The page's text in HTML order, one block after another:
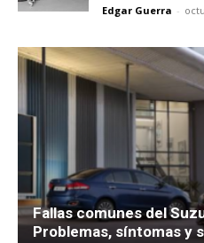
Edgar Guerra -
Fallas comunes del
Problemas, síntomas y